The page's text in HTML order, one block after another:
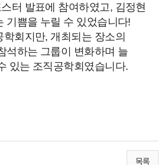
터 발표에 참여하였고, 김정현
기쁨을 누릴 수 있었습니다!
회지만, 개최되는 장소의
석하는 그룹이 변화하며 늘
있는 조직공학회였습니다.
목록